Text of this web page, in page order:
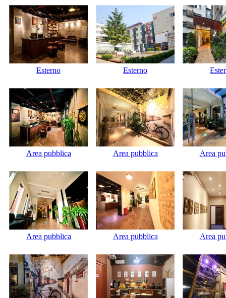
Esterno Esterno
Area pubblica Area pubblica Area
Area pubblica Area pubblica Area